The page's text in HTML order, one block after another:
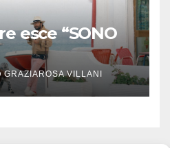
esce “SONO
GRAZIAROSA VILLANI